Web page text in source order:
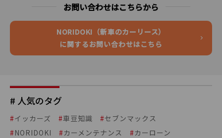
お問い合わせはこちらから
NORIDOKI（新車のカーリース）
に関するお問い合わせはこちら
# 人気のタグ
#イッカーズ #車豆知識 #セブンマックス
#NORIDOKI #カーメンテナンス #カーローン